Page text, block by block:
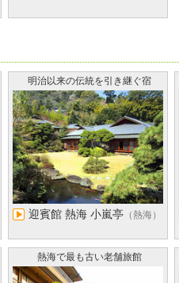
明治以来の伝統を引き継ぐ宿
迎賓館 熱海 小嵐亭 （熱海）
熱海で最も古い老舗旅館